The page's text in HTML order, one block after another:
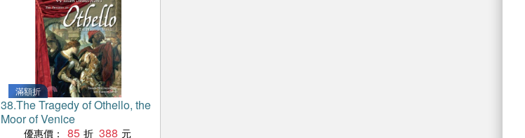
滿額折
38.The Tragedy of Othello, the
Moor of Venice
優惠價： 85 388